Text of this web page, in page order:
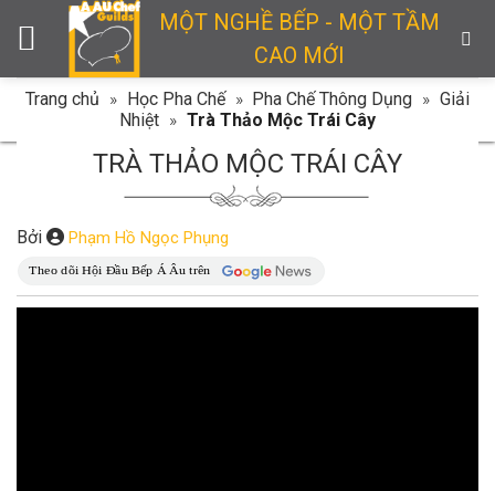
MỘT NGHỀ BẾP - MỘT TẦM
CAO MỚI
Trang chủ » Học Pha Chế » Pha Chế Thông Dụng » Giải
Nhiệt » Trà Thảo Mộc Trái Cây
TRÀ THẢO MỘC TRÁI CÂY
Bởi Phạm Hồ Ngọc Phụng